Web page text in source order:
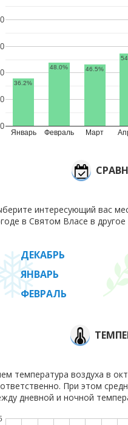
Январь Февраль Март
0
36.2%
48.0% 46.5%
интересующий вас
в Святом Власе в другое
ДЕКАБРЬ
ЯНВАРЬ
ФЕВРАЛЬ
температура воздуха в
При этом
дневной и ночной